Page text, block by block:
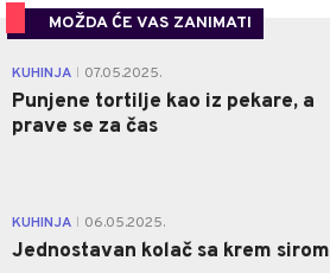
MOŽDA ĆE VAS ZANIMATI
KUHINJA 07.05.2025.
Punjene tortilje kao iz pekare, a
prave se za čas
KUHINJA 06.05.2025.
Jednostavan kolač sa krem sirom